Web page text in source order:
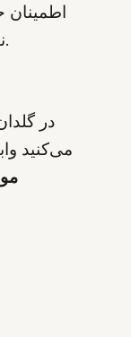
نیست و برای رشد به عمق نیاز دارد.
در
می‌کنید